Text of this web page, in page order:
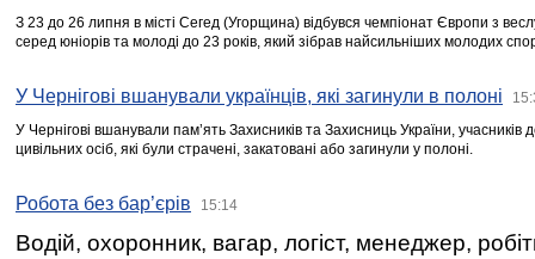
З 23 до 26 липня в місті Сегед (Угорщина) відбувся чемпіонат Європи з
серед юніорів та молоді до 23 років, який зібрав найсильніших молодих
У Чернігові вшанували українців, які загинули в полоні
У Чернігові вшанували пам’ять Захисників та Захисниць України,
цивільних осіб, які були страчені, закатовані або загинули у полоні.
Робота без бар’єрів 15:14
Водій, охоронник, вагар, логіст, менеджер,